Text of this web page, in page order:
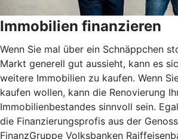
Immobilien finanzieren
Wenn Sie mal über ein Schnäppchen
Markt generell gut aussieht, kann es
weitere Immobilien zu kaufen. Wenn
kaufen wollen, kann die Renovierung
Immobilienbestandes sinnvoll sein.
die Finanzierungsprofis aus der
FinanzGruppe Volksbanken